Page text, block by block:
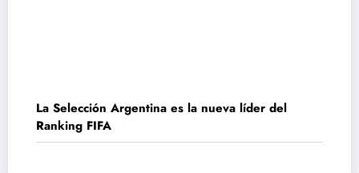
La Selección Argentina es la nueva líder del
Ranking FIFA